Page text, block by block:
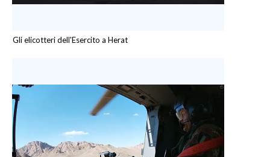
Gli elicotteri dell'Esercito a Herat